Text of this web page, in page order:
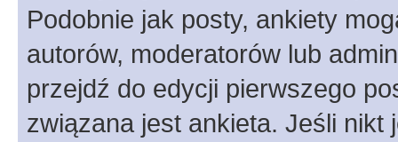
Podobnie jak posty, ankiety
autorów, moderatorów lub
przejdź do edycji pierwszego
związana jest ankieta. Jeśli nikt